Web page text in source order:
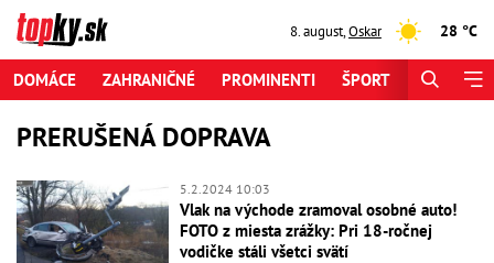
8. august,Oskar 28 °C
DOMÁCE ZAHRANIČNÉ PROMINENTI ŠPORT
PRERUŠENÁ DOPRAVA
5.2.2024 10:03
Vlak na východe zramoval osobné auto!
FOTO z miesta zrážky: Pri 18-ročnej
vodičke stáli všetci svätí